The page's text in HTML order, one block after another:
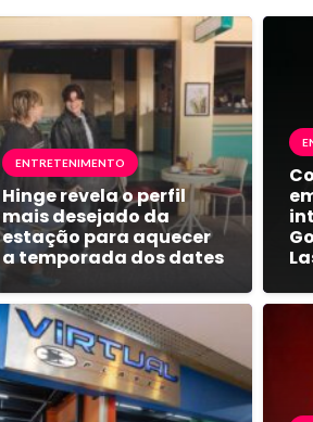
ENTRETENIMENTO
Hinge revela o perfil
mais desejado da
estação para aquecer
a temporada dos dates